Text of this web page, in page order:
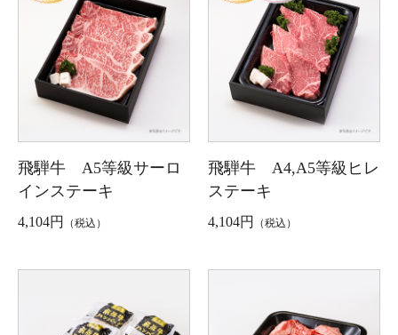
飛騨牛 A5等級サーロ
インステーキ
4,104円 （税込）
飛騨牛 A4,A5等級ヒレ
ステーキ
4,104円 （税込）